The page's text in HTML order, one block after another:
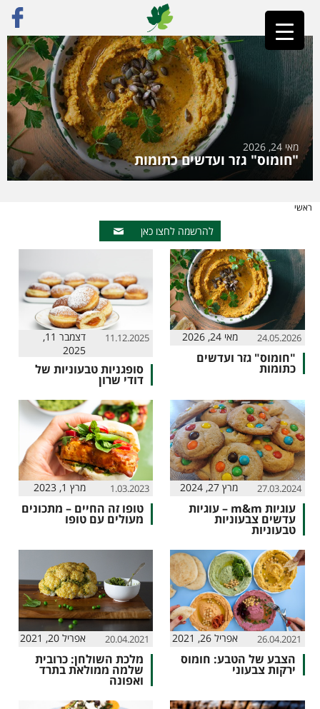
מאי 24, 2026
"חומוס" גזר ועדשים כתומות
ראשי
להרשמה לחצו כאן
24.05.2026 מאי 24, 2026
"חומוס" גזר ועדשים
כתומות
11.12.2025
דצמבר 11,
2025
סופגניות טבעוניות של
דודי שרון
27.03.2024 מרץ 27, 2024
עוגיות m&m – עוגיות
עדשים צבעוניות
טבעוניות
1.03.2023 מרץ 1, 2023
טופו זה החיים – מתכונים
מעולים עם טופו
26.04.2021 אפריל 26, 2021
הצבע של הטבע: חומוס
ירקות צבעוני
20.04.2021 אפריל 20, 2021
מלכת השולחן: כרובית
שלמה ממולאת בתרד
ואפונה